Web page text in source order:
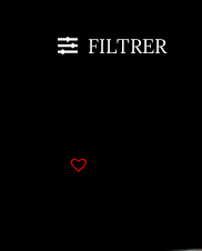
FILTRER